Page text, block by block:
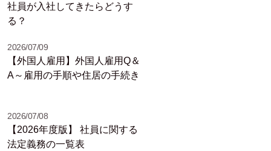
社員が入社してきたらどうす
る？
2026/07/09
【外国人雇用】外国人雇用Q＆
A～雇用の手順や住居の手続き
2026/07/08
【2026年度版】 社員に関する
法定義務の一覧表